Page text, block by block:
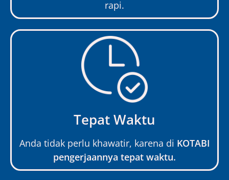
rapi.
Tepat Waktu
Anda tidak perlu khawatir, karena di KOTABI
pengerjaannya tepat waktu.